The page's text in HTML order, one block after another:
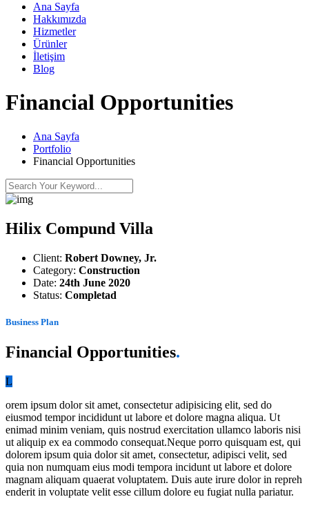
Ana Sayfa
Hakkımızda
Hizmetler
Ürünler
İletişim
Blog
Financial Opportunities
Ana Sayfa
Portfolio
Financial Opportunities
Hilix Compund Villa
Client: Robert Downey, Jr.
Category: Construction
Date: 24th June 2020
Status: Completad
Business Plan
Financial Opportunities.
L
orem ipsum dolor sit amet, consectetur adipisicing elit, sed do
eiusmod tempor incididunt ut labore et dolore magna aliqua. Ut
enimad minim veniam, quis nostrud exercitation ullamco laboris nisi
ut aliquip ex ea commodo consequat.Neque porro quisquam est, qui
dolorem ipsum quia dolor sit amet, consectetur, adipisci velit, sed
quia non numquam eius modi tempora incidunt ut labore et dolore
magnam aliquam quaerat voluptatem. Duis aute irure dolor in repreh
enderit in voluptate velit esse cillum dolore eu fugiat nulla pariatur.